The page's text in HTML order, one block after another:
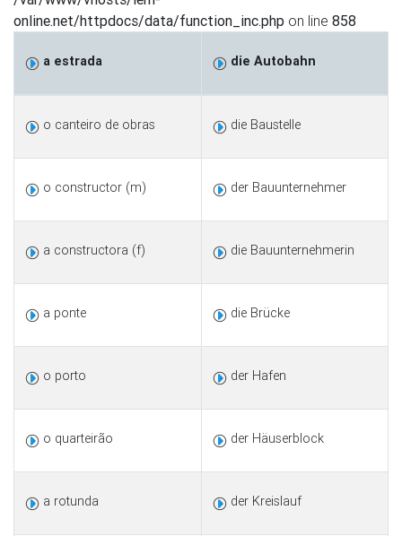
online.net/httpdocs/data/function_inc.php on line 858
a estrada die Autobahn
o canteiro de obras die Baustelle
o constructor (m) der Bauunternehmer
a constructora (f) die Bauunternehmerin
a ponte die Brücke
o porto der Hafen
o quarteirão der Häuserblock
a rotunda der Kreislauf